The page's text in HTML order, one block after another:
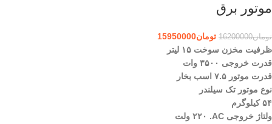
موتور برق
تومان16200000 تومان15950000
ظرفیت مخزن سوخت ۱۵ لیتر
قدرت خروجی ۳۵۰۰ وات
قدرت موتور ۷.۵ اسب بخار
نوع موتور تک سیلندر
۵۴ کیلوگرم
ولتاژ خروجی AC.